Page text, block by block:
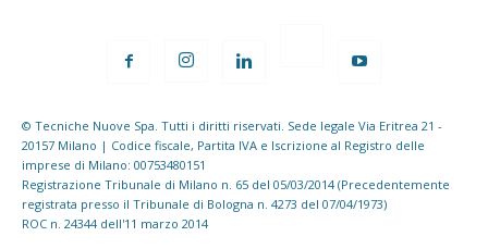
© Tecniche Nuove Spa. Tutti i diritti riservati. Sede legale Via Eritrea 21 -
20157 Milano | Codice fiscale, Partita IVA e Iscrizione al Registro delle
imprese di Milano: 00753480151
Registrazione Tribunale di Milano n. 65 del 05/03/2014 (Precedentemente
registrata presso il Tribunale di Bologna n. 4273 del 07/04/1973)
ROC n. 24344 dell'11 marzo 2014